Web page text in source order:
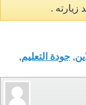
زيارته .
, جودة التعليم,